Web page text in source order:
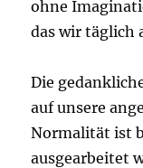
ohne
das wir täglich
Die
auf unsere
Normalität ist
ausgearbeitet